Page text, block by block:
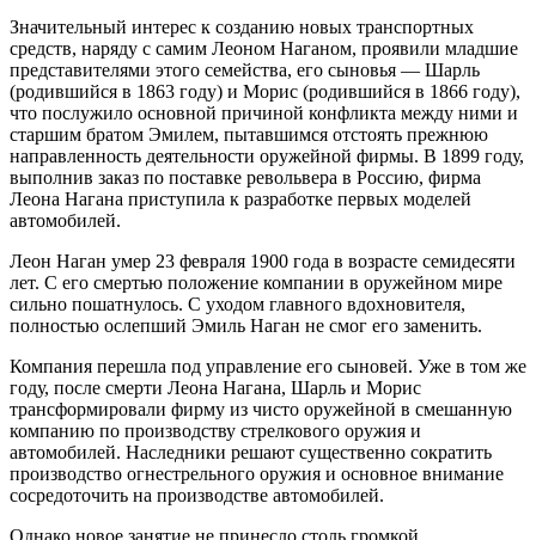
Значительный интерес к созданию новых транспортных
средств, наряду с самим Леоном Наганом, проявили младшие
представителями этого семейства, его сыновья — Шарль
(родившийся в 1863 году) и Морис (родившийся в 1866 году),
что послужило основной причиной конфликта между ними и
старшим братом Эмилем, пытавшимся отстоять прежнюю
направленность деятельности оружейной фирмы. В 1899 году,
выполнив заказ по поставке револьвера в Россию, фирма
Леона Нагана приступила к разработке первых моделей
автомобилей.
Леон Наган умер 23 февраля 1900 года в возрасте семидесяти
лет. С его смертью положение компании в оружейном мире
сильно пошатнулось. С уходом главного вдохновителя,
полностью ослепший Эмиль Наган не смог его заменить.
Компания перешла под управление его сыновей. Уже в том же
году, после смерти Леона Нагана, Шарль и Морис
трансформировали фирму из чисто оружейной в смешанную
компанию по производству стрелкового оружия и
автомобилей. Наследники решают существенно сократить
производство огнестрельного оружия и основное внимание
сосредоточить на производстве автомобилей.
Однако новое занятие не принесло столь громкой